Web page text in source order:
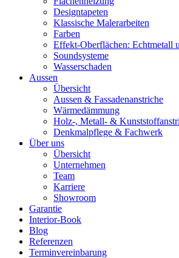
Designtapeten
Klassische Malerarbeiten
Farben
Effekt-Oberflächen: Echtmetall
Soundsysteme
Wasserschaden
Aussen
Übersicht
Aussen & Fassadenanstriche
Wärmedämmung
Holz-, Metall- &
Denkmalpflege & Fachwerk
Über uns
Übersicht
Unternehmen
Team
Karriere
Showroom
Garantie
Interior-Book
Blog
Referenzen
Terminvereinbarung